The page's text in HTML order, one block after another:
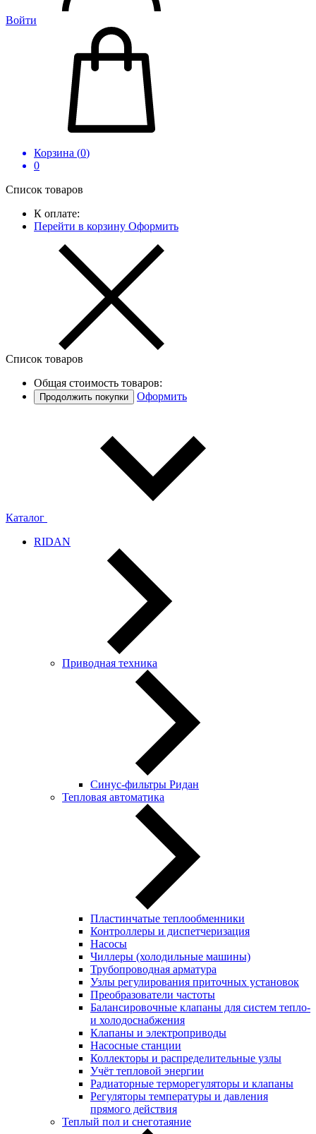
Войти
Корзина (0)
0
Список товаров
К оплате:
Перейти в корзину Оформить
Список товаров
Общая стоимость товаров:
Продолжить покупки Оформить
Каталог
RIDAN
Приводная техника
Синус-фильтры Ридан
Тепловая автоматика
Пластинчатые теплообменники
Контроллеры и диспетчеризация
Насосы
Чиллеры (холодильные машины)
Трубопроводная арматура
Узлы регулирования приточных установок
Преобразователи частоты
Балансировочные клапаны для систем тепло-
и холодоснабжения
Клапаны и электроприводы
Насосные станции
Коллекторы и распределительные узлы
Учёт тепловой энергии
Радиаторные терморегуляторы и клапаны
Регуляторы температуры и давления
прямого действия
Теплый пол и снеготаяние